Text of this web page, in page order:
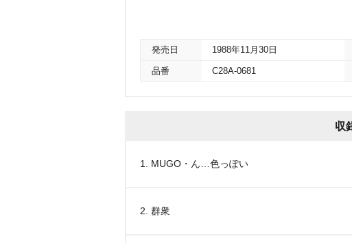
発売日 1988年11月30日
品番 C28A-0681
収
1. MUGO・ん…色っぽい
2. 群衆